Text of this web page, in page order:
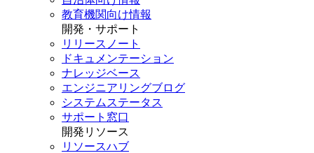
教育機関向け情報
開発・サポート
リリースノート
ドキュメンテーション
ナレッジベース
エンジニアリングブログ
システムステータス
サポート窓口
開発リソース
リソースハブ